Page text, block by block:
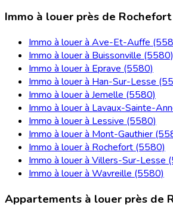
Immo à louer près de Rochefort
Immo à louer à Ave-Et-Auffe
Immo à louer à Buissonville (5580)
Immo à louer à Eprave (5580)
Immo à louer à Han-Sur-Lesse
Immo à louer à Jemelle (5580)
Immo à louer à Lavaux-Sainte-
Immo à louer à Lessive (5580)
Immo à louer à Mont-Gauthier
Immo à louer à Rochefort (5580)
Immo à louer à Villers-Sur-Lesse
Immo à louer à Wavreille (5580)
Appartements à louer près de